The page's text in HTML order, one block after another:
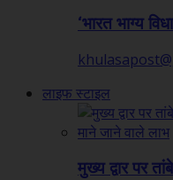
‘भारत भाग्य
लाइफ स्टाइल
मुख्य द्वार पर